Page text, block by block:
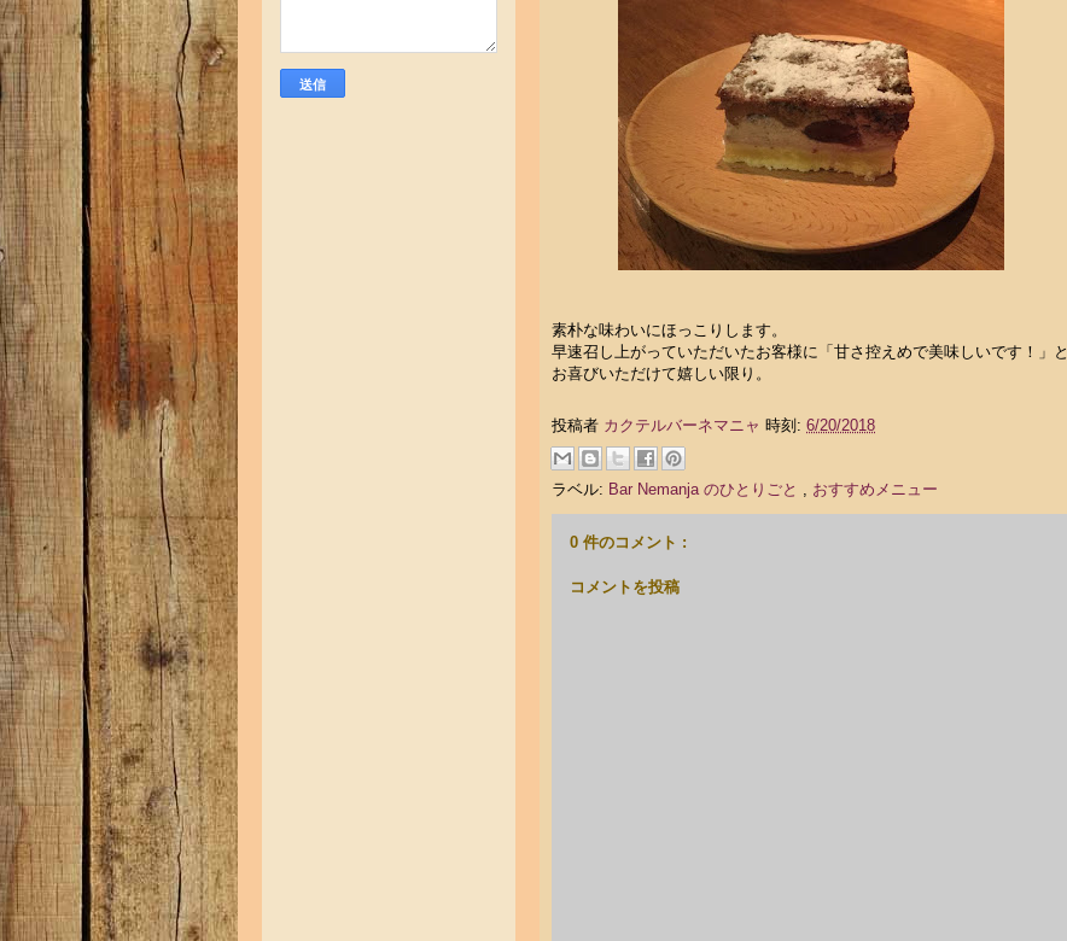
素朴な味わいにほっこりします。
早速召し上がっていただいたお客様に「甘さ控えめで美味しいです！」と
お喜びいただけて嬉しい限り。
投稿者 カクテルバーネマニャ 時刻: 6/20/2018
ラベル: Bar Nemanja のひとりごと おすすめメニュー
0 件のコメント :
コメントを投稿